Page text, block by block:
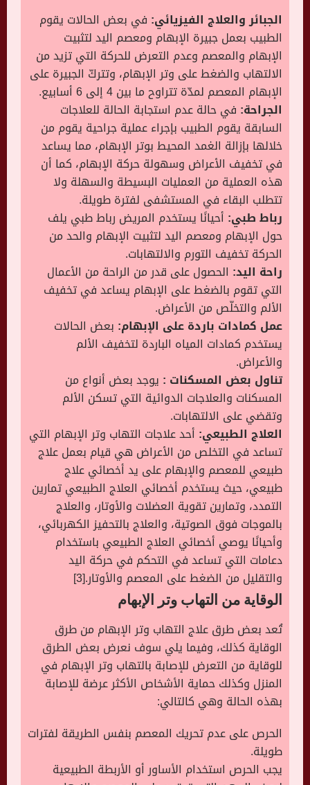
الجبائر والعلاج الفيزيائي: في بعض الحالات يقوم
الطبيب بعمل جبيرة الإبهام ومعصم اليد لتثبيت
الإبهام والمعصم وعدم التعرض للحركة التي تزيد من
الالتهاب والضغط على وتر الإبهام، وتتركّ الجبيرة على
الإبهام المعصم لمدّة تتراوح ما بين 4 إلى 6 أسابيع.
الجراحة: في حالة عدم استجابة الحالة للعلاجات
السابقة يقوم الطبيب بإجراء عملية جراحية يقوم من
خلالها بإزالة الغمد المحيط بوتر الإبهام، مما يساعد
في تخفيف الأعراض وسهولة حركة الإبهام، كما أن
هذه العملية من العمليات البسيطة والسهلة ولا
تتطلب البقاء في المستشفى لفترة طويلة.
رباط طبي: أحيانًا يستخدم المريض رباط طبي يلف
حول الإبهام ومعصم اليد لتثبيت الإبهام والحد من
الحركة تخفيف التورم والالتهابات.
راحة اليد: الحصول على قدر من الراحة من الأعمال
التي تقوم بالضغط على الإبهام يساعد في تخفيف
الألم والتخلّص من الأعراض.
عمل كمادات باردة على الإبهام: بعض الحالات
يستخدم كمادات المياه الباردة لتخفيف الألم
والأعراض.
تناول بعض المسكنات : يوجد بعض أنواع من
المسكنات والعلاجات الدوائية التي تسكن الألم
وتقضي على الالتهابات.
العلاج الطبيعي: أحد علاجات التهاب وتر الإبهام التي
تساعد في التخلص من الأعراض هي قيام بعمل علاج
طبيعي للمعصم والإبهام على يد أخصائي علاج
طبيعي، حيث يستخدم أخصائي العلاج الطبيعي تمارين
التمدد، وتمارين تقوية العضلات والأوتار، والعلاج
بالموجات فوق الصوتية، والعلاج بالتحفيز الكهربائي،
وأحيانًا يوصي أخصائي العلاج الطبيعي باستخدام
دعامات التي تساعد في التحكم في حركة اليد
والتقليل من الضغط على المعصم والأوتار.[3]
الوقاية من التهاب وتر الإبهام
تُعد بعض طرق علاج التهاب وتر الإبهام من طرق
الوقاية كذلك، وفيما يلي سوف نعرض بعض الطرق
للوقاية من التعرض للإصابة بالتهاب وتر الإبهام في
المنزل وكذلك حماية الأشخاص الأكثر عرضة للإصابة
بهذه الحالة وهي كالتالي:
الحرص على عدم تحريك المعصم بنفس الطريقة لفترات
طويلة.
يجب الحرص استخدام الأساور أو الأربطة الطبيعية